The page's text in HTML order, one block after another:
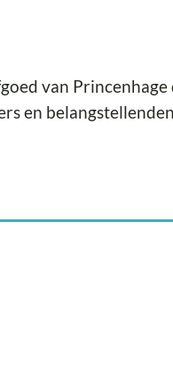
van Princenhage
en